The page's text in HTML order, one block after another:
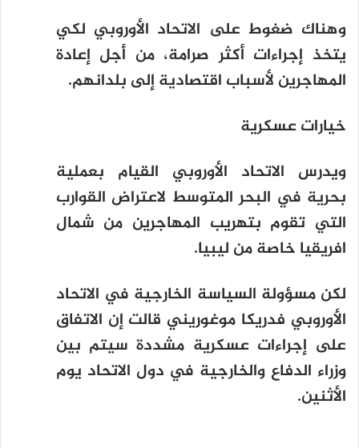
وهناك ضغوط على الاتحاد الأوروبي لكي
يتخذ إجراءات أكثر صرامة، من أجل إعادة
المهاجرين لأسباب اقتصادية إلى بلدانهم.
خيارات عسكرية
ويدرس الاتحاد الأوروبي القيام بعملية
بحرية في البحر المتوسط لاعتراض القوارب
التي تقوم بتهريب المهاجرين من شمال
افريقيا خاصة من ليبيا.
لكن مسؤولة السياسة الخارجية في الاتحاد
الأوروبي فدريكا موغوريني قالت إن الاتفاق
على إجراءات عسكرية مشددة سيتم بين
وزراء الدفاع والخارجية في دول الاتحاد يوم
الأثنين.